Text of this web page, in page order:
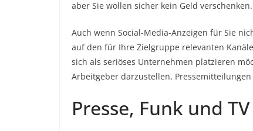
aber Sie wollen sicher kein Geld verschenken.
Auch wenn Social-Media-Anzeigen für Sie
auf den für Ihre Zielgruppe relevanten
sich als seriöses Unternehmen platzieren
Arbeitgeber darzustellen,
Presse, Funk und TV